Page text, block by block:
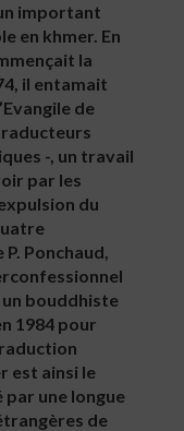
important
en khmer. En
la
il entamait
de
-, un travail
par les
du
Ponchaud,
bouddhiste
1984 pour
est ainsi le
une longue
de